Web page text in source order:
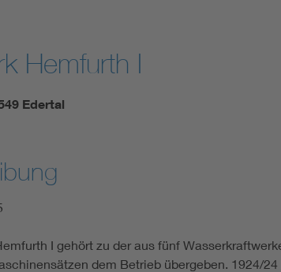
Hemfurth I
Edertal
I gehört zu der aus fünf
dem Betrieb übergeben. 1924/